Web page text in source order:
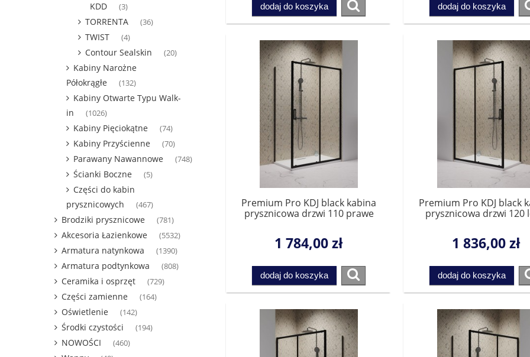
KDD
(3)
TORRENTA (36)
TWIST (4)
Contour Sealskin (20)
Kabiny Narożne
Półokrągłe
(132)
Kabiny Otwarte Typu Walk-
in
(1026)
Kabiny Pięciokątne (74)
Kabiny Przyścienne (70)
Parawany Nawannowe (748)
Ścianki Boczne (5)
Części do kabin
prysznicowych
(467)
Brodziki prysznicowe (781)
Akcesoria Łazienkowe (5532)
Armatura natynkowa (1390)
Armatura podtynkowa (808)
Ceramika i osprzęt (729)
Części zamienne (164)
Oświetlenie (142)
Środki czystości (194)
NOWOŚCI (460)
dodaj do koszyka dodaj do koszyka
Premium Pro KDJ black kabina
prysznicowa drzwi 110 prawe
kompletowania ze ścianką.
Przesyłka gratis!
1 784,00 zł
dodaj do koszyka
Premium Pro KDJ black
prysznicowa drzwi 120
kompletowania ze
Przesyłka gratis!
1 836,00 zł
dodaj do koszyka